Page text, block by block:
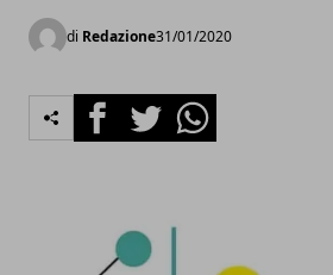
di Redazione31/01/2020
FacebookTwitterWhatsapp